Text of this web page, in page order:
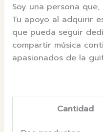
Soy una persona
Tu apoyo al adquirir
que pueda seguir
compartir música
apasionados de la
Cantidad